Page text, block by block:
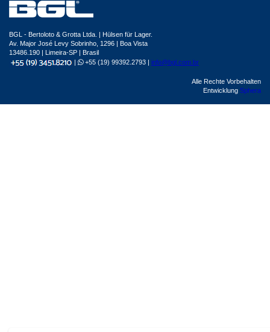
BGL - Bertoloto & Grotta Ltda. | Hülsen für Lager.
Av. Major José Levy Sobrinho, 1296 | Boa Vista
13486.190 | Limeira-SP | Brasil
|
+55 (19) 99392.2793 | info@bgl.com.br
Alle Rechte Vorbehalten
Entwicklung Sphera